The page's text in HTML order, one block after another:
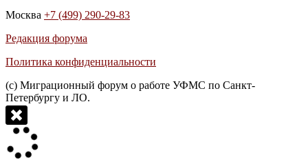
Москва +7 (499) 290-29-83
Редакция форума
Политика конфиденциальности
(с) Миграционный форум о работе УФМС по Санкт-
Петербургу и ЛО.